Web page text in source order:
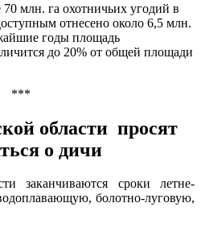
млн. га охотничьих угодий в
отнесено около 6,5 млн.
годы площадь
до 20% от общей площади
***
области просят
о дичи
заканчиваются сроки летне-
болотно-луговую,